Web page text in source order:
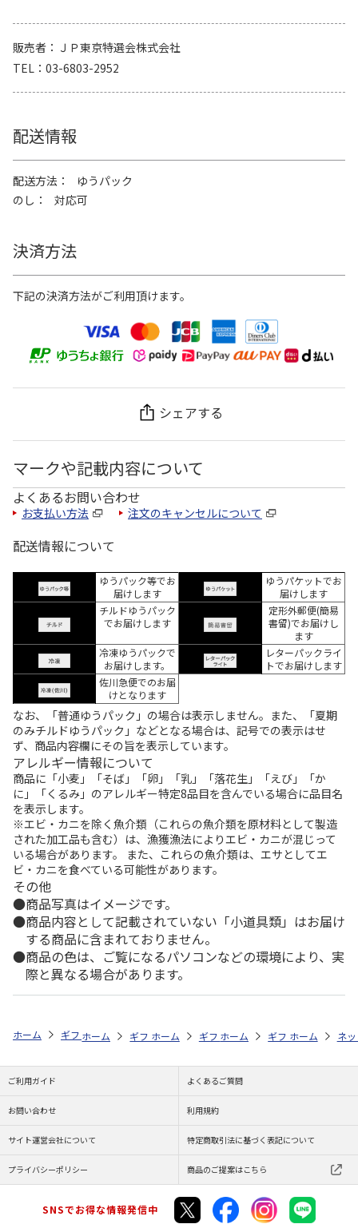
販売者
ＪＰ東京特選会株式会社
TEL
03-6803-2952
配送情報
配送方法
ゆうパック
のし
対応可
決済方法
下記の決済方法がご利用頂けます。
シェアする
マークや記載内容について
よくあるお問い合わせ
お支払い方法 注文のキャンセルについて
配送情報について
ゆうパック等でお
届けします
ゆうパケットでお
届けします
チルドゆうパック
でお届けします
定形外郵便(簡易
書留)でお届けし
ます
冷凍ゆうパックで
お届けします。
レターパックライ
トでお届けします
佐川急便でのお届
けとなります
なお、「普通ゆうパック」の場合は表示しません。また、「夏期
のみチルドゆうパック」などとなる場合は、記号での表示はせ
ず、商品内容欄にその旨を表示しています。
アレルギー情報について
商品に「小麦」「そば」「卵」「乳」「落花生」「えび」「か
に」「くるみ」のアレルギー特定8品目を含んでいる場合に品目名
を表示します。
※エビ・カニを除く魚介類（これらの魚介類を原材料として製造
された加工品も含む）は、漁獲漁法によりエビ・カニが混じって
いる場合があります。 また、これらの魚介類は、エサとしてエ
ビ・カニを食べている可能性があります。
その他
商品写真はイメージです。
商品内容として記載されていない「小道具類」はお届け
する商品に含まれておりません。
商品の色は、ご覧になるパソコンなどの環境により、実
際と異なる場合があります。
ホーム ギフトストア お中元・夏ギフト特集 2026 お菓子・スイーツ
ホーム ギフトストア お中元・夏ギフト特集 2026
ホーム ギフトストア お中元・夏ギフト
ホーム ギフトストア お
ホーム ネ
ご利用ガイド よくあるご質問
お問い合わせ 利用規約
サイト運営会社について 特定商取引法に基づく表記について
プライバシーポリシー 商品のご提案はこちら
SNSでお得な情報発信中